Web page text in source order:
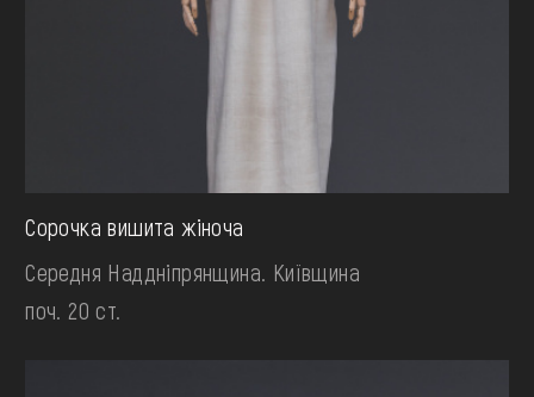
Сорочка вишита жіноча
Середня Наддніпрянщина. Київщина
поч. 20 ст.